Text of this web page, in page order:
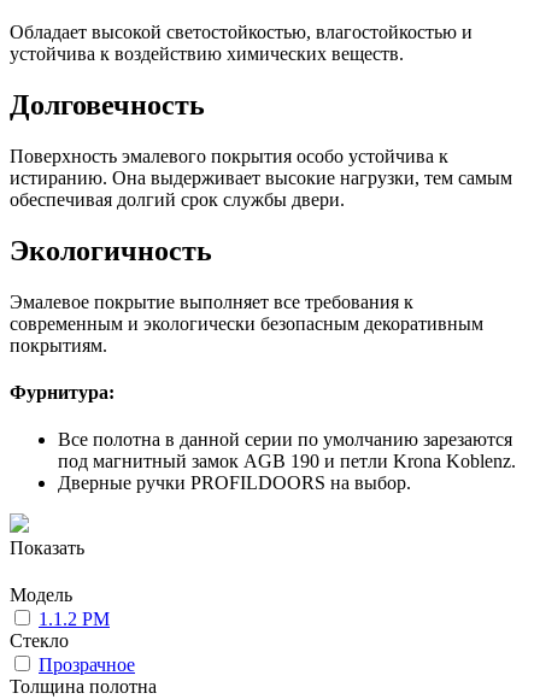
Обладает высокой светостойкостью, влагостойкостью и
устойчива к воздействию химических веществ.
Долговечность
Поверхность эмалевого покрытия особо устойчива к
истиранию. Она выдерживает высокие нагрузки, тем самым
обеспечивая долгий срок службы двери.
Экологичность
Эмалевое покрытие выполняет все требования к
современным и экологически безопасным декоративным
покрытиям.
Фурнитура:
Все полотна в данной серии по умолчанию зарезаются
под магнитный замок AGB 190 и петли Krona Koblenz.
Дверные ручки PROFILDOORS на выбор.
Показать
Модель
1.1.2 PM
Стекло
Прозрачное
Толщина полотна